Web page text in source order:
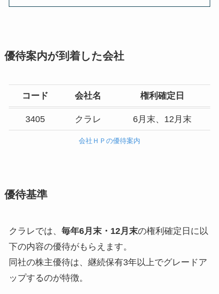
優待案内が到着した会社
コード 会社名 権利確定日
3405 クラレ 6月末、12月末
会社ＨＰの優待案内
優待基準
クラレでは、 毎年6月末・12月末の権利確定日に以
下の内容の優待がもらえます。
同社の株主優待は、継続保有3年以上でグレードア
ップするのが特徴。